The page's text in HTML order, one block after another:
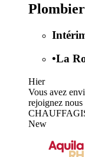
•La
Hier
Vous avez
rejoignez
New